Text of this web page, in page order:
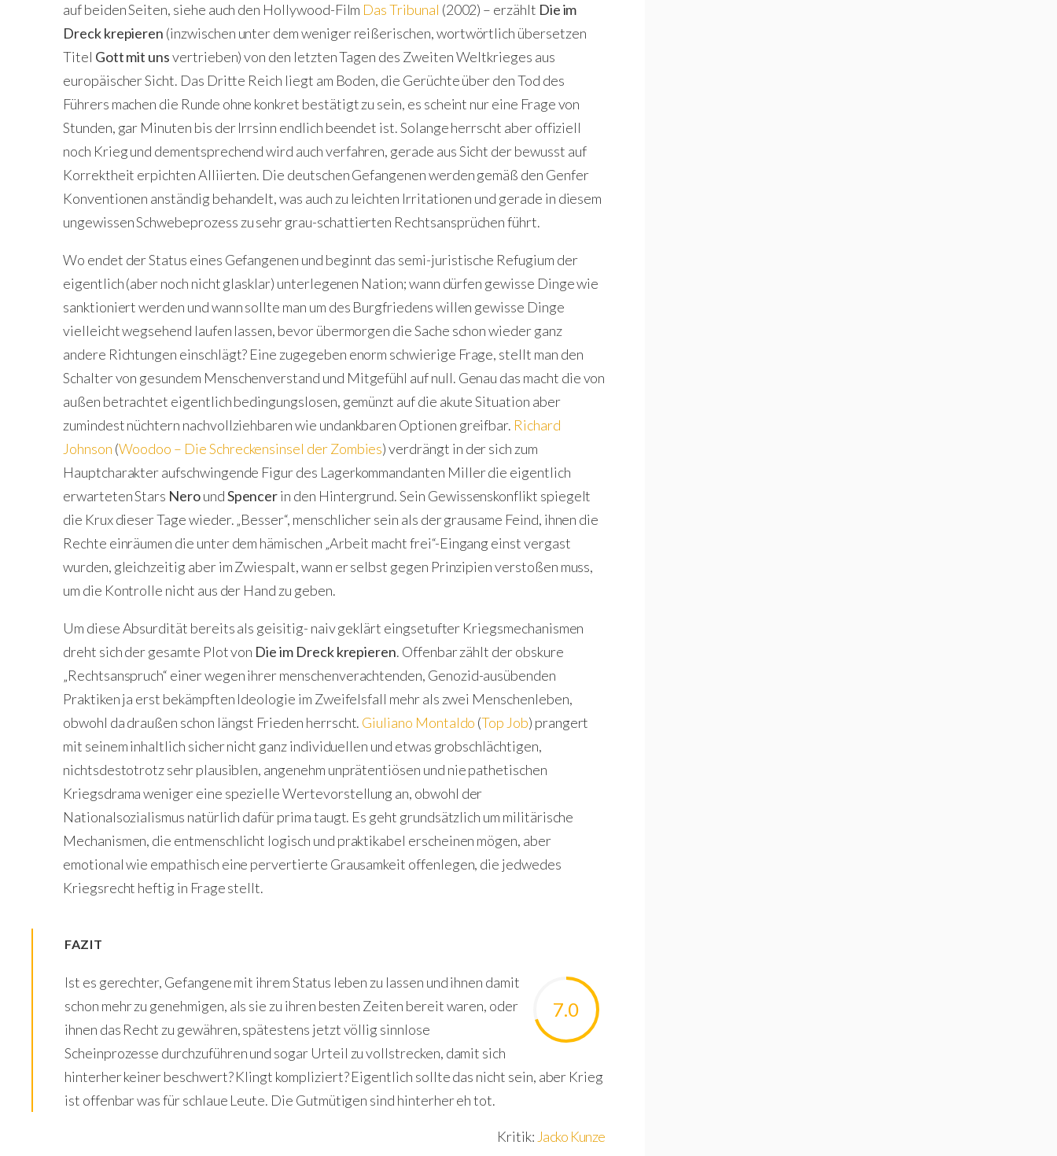
auf beiden Seiten, siehe auch den Hollywood-Film Das Tribunal (2002) – erzählt Die im
Dreck krepieren (inzwischen unter dem weniger reißerischen, wortwörtlich übersetzen
Titel Gott mit unsvertrieben) von den letzten Tagen des Zweiten Weltkrieges aus
europäischer Sicht. Das Dritte Reich liegt am Boden, die Gerüchte über den Tod des
Führers machen die Runde ohne konkret bestätigt zu sein, es scheint nur eine Frage von
Stunden, gar Minuten bis der Irrsinn endlich beendet ist. Solange herrscht aber offiziell
noch Krieg und dementsprechend wird auch verfahren, gerade aus Sicht der bewusst auf
Korrektheit erpichten Alliierten. Die deutschen Gefangenen werden gemäß den Genfer
Konventionen anständig behandelt, was auch zu leichten Irritationen und gerade in diesem
ungewissen Schwebeprozess zu sehr grau-schattierten Rechtsansprüchen führt.
Wo endet der Status eines Gefangenen und beginnt das semi-juristische Refugium der
eigentlich (aber noch nicht glasklar) unterlegenen Nation; wann dürfen gewisse Dinge wie
sanktioniert werden und wann sollte man um des Burgfriedens willen gewisse Dinge
vielleicht wegsehend laufen lassen, bevor übermorgen die Sache schon wieder ganz
andere Richtungen einschlägt? Eine zugegeben enorm schwierige Frage, stellt man den
Schalter von gesundem Menschenverstand und Mitgefühl auf null. Genau das macht die von
außen betrachtet eigentlich bedingungslosen, gemünzt auf die akute Situation aber
zumindest nüchtern nachvollziehbaren wie undankbaren Optionen greifbar. Richard
Johnson (Woodoo – Die Schreckensinsel der Zombies) verdrängt in der sich zum
Hauptcharakter aufschwingende Figur des Lagerkommandanten Miller die eigentlich
erwarteten Stars NeroundSpencerin den Hintergrund. Sein Gewissenskonflikt spiegelt
die Krux dieser Tage wieder. „Besser“, menschlicher sein als der grausame Feind, ihnen die
Rechte einräumen die unter dem hämischen „Arbeit macht frei“-Eingang einst vergast
wurden, gleichzeitig aber im Zwiespalt, wann er selbst gegen Prinzipien verstoßen muss,
um die Kontrolle nicht aus der Hand zu geben.
Um diese Absurdität bereits als geisitig- naiv geklärt eingsetufter Kriegsmechanismen
dreht sich der gesamte Plot von Die im Dreck krepieren. Offenbar zählt der obskure
„Rechtsanspruch“ einer wegen ihrer menschenverachtenden, Genozid-ausübenden
Praktiken ja erst bekämpften Ideologie im Zweifelsfall mehr als zwei Menschenleben,
obwohl da draußen schon längst Frieden herrscht. Giuliano Montaldo (Top Job) prangert
mit seinem inhaltlich sicher nicht ganz individuellen und etwas grobschlächtigen,
nichtsdestotrotz sehr plausiblen, angenehm unprätentiösen und nie pathetischen
Kriegsdrama weniger eine spezielle Wertevorstellung an, obwohl der
Nationalsozialismus natürlich dafür prima taugt. Es geht grundsätzlich um militärische
Mechanismen, die entmenschlicht logisch und praktikabel erscheinen mögen, aber
emotional wie empathisch eine pervertierte Grausamkeit offenlegen, die jedwedes
Kriegsrecht heftig in Frage stellt.
FAZIT
7.0
Ist es gerechter, Gefangene mit ihrem Status leben zu lassen und ihnen damit
schon mehr zu genehmigen, als sie zu ihren besten Zeiten bereit waren, oder
ihnen das Recht zu gewähren, spätestens jetzt völlig sinnlose
Scheinprozesse durchzuführen und sogar Urteil zu vollstrecken, damit sich
hinterher keiner beschwert? Klingt kompliziert? Eigentlich sollte das nicht sein, aber Krieg
ist offenbar was für schlaue Leute. Die Gutmütigen sind hinterher eh tot.
Kritik: Jacko Kunze